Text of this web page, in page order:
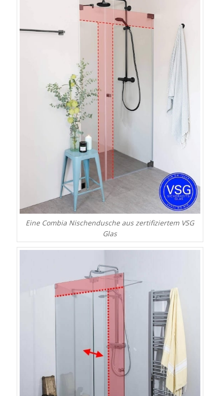
Eine Combia Nischendusche aus zertifiziertem VSG
Glas